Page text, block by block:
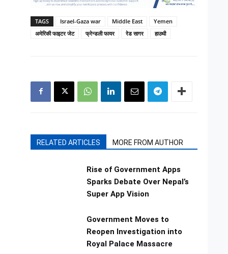
TAGS Israel-Gaza war Middle East
Yemen
अमेरिकी फाइटर जेट
फ्रेन्डली फायर रेड सागर हाउथी
RELATED ARTICLES MORE FROM AUTHOR
Rise of Government Apps
Sparks Debate Over Nepal’s
Super App Vision
Government Moves to
Reopen Investigation into
Royal Palace Massacre